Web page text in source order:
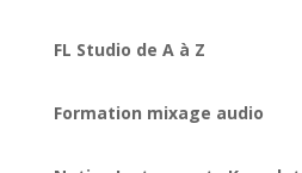
FL Studio de A à Z
Formation mixage audio